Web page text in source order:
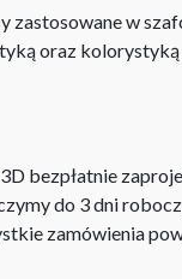
zastosowane w
oraz
bezpłatnie
do 3 dni
zamówienia